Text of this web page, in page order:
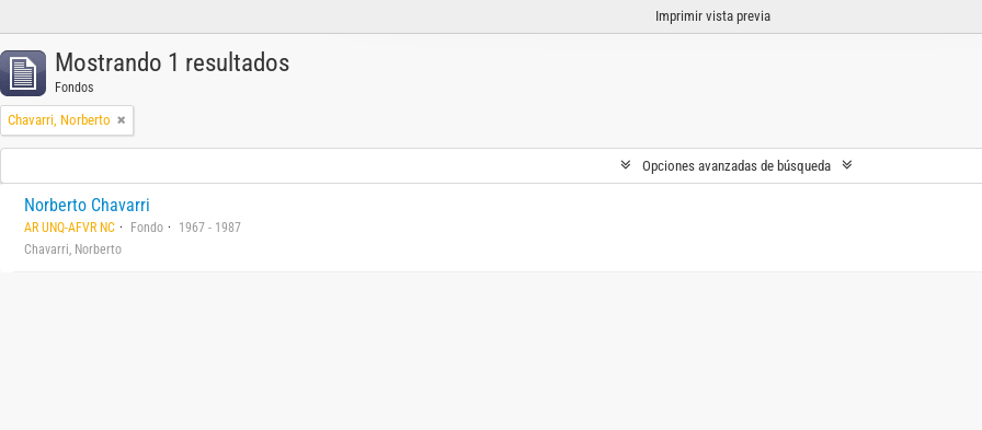
Imprimir vista previa
Mostrando 1 resultados
Fondos
Chavarri, Norberto
Opciones avanzadas de búsqueda
Norberto Chavarri
AR UNQ-AFVR NC Fondo
1967 - 1987
Chavarri, Norberto